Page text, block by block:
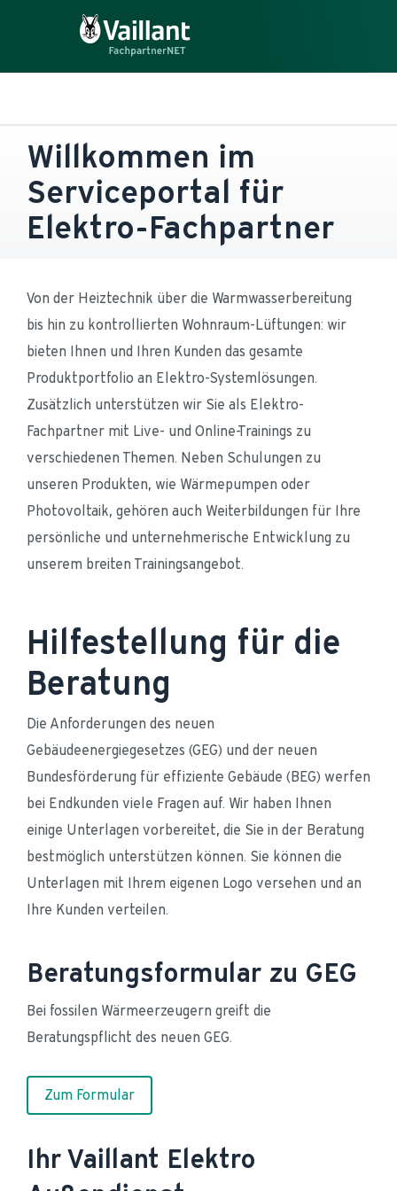
Willkommen im
Serviceportal für
Elektro-Fachpartner
Von der Heiztechnik über die Warmwasserbereitung
bis hin zu kontrollierten Wohnraum-Lüftungen: wir
bieten Ihnen und Ihren Kunden das gesamte
Produktportfolio an Elektro-Systemlösungen.
Zusätzlich unterstützen wir Sie als Elektro-
Fachpartner mit Live- und Online-Trainings zu
verschiedenen Themen. Neben Schulungen zu
unseren Produkten, wie Wärmepumpen oder
Photovoltaik, gehören auch Weiterbildungen für Ihre
persönliche und unternehmerische Entwicklung zu
unserem breiten Trainingsangebot.
Hilfestellung für die
Beratung
Die Anforderungen des neuen
Gebäudeenergiegesetzes (GEG) und der neuen
Bundesförderung für effiziente Gebäude (BEG) werfen
bei Endkunden viele Fragen auf. Wir haben Ihnen
einige Unterlagen vorbereitet, die Sie in der Beratung
bestmöglich unterstützen können. Sie können die
Unterlagen mit Ihrem eigenen Logo versehen und an
Ihre Kunden verteilen.
Beratungsformular zu GEG
Bei fossilen Wärmeerzeugern greift die
Beratungspflicht des neuen GEG.
Zum Formular
Ihr Vaillant Elektro